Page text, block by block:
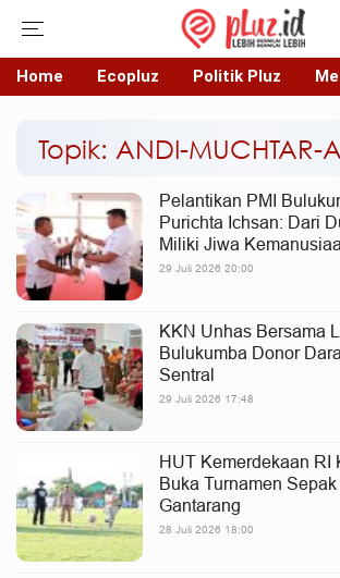
Home Ecopluz Politik Pluz
Topik: ANDI-MUCHTAR-
Pelantikan PMI
Purichta Ichsan: Dari
Miliki Jiwa
29 Juli 2026 20:00
KKN Unhas Bersama
Bulukumba Donor
Sentral
29 Juli 2026 17:48
HUT Kemerdekaan RI
Buka Turnamen
Gantarang
28 Juli 2026 18:00